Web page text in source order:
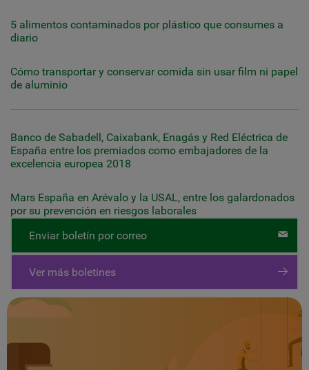
5 alimentos contaminados por plástico que consumes a
diario
Cómo transportar y conservar comida sin usar film ni papel
de aluminio
Banco de Sabadell, Caixabank, Enagás y Red Eléctrica de
España entre los premiados como embajadores de la
excelencia europea 2018
Mars España en Arévalo y la USAL, entre los galardonados
por su prevención en riesgos laborales
Enviar boletín por correo
Ver más boletines